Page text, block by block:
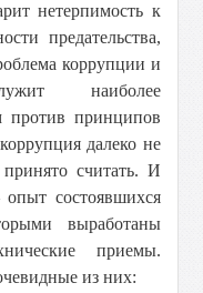
нетерпимость к
предательства,
коррупции и
наиболее
против принципов
далеко не
считать. И
состоявшихся
выработаны
приемы.
из них: